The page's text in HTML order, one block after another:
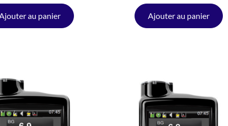
au panier Ajouter au panier